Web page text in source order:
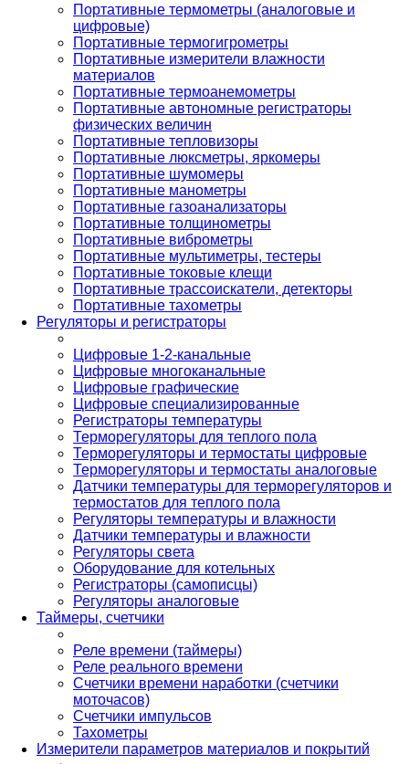
Портативные термометры (аналоговые и
цифровые)
Портативные термогигрометры
Портативные измерители влажности
материалов
Портативные термоанемометры
Портативные автономные регистраторы
физических величин
Портативные тепловизоры
Портативные люксметры, яркомеры
Портативные шумомеры
Портативные манометры
Портативные газоанализаторы
Портативные толщинометры
Портативные виброметры
Портативные мультиметры, тестеры
Портативные токовые клещи
Портативные трассоискатели, детекторы
Портативные тахометры
Регуляторы и регистраторы
Цифровые 1-2-канальные
Цифровые многоканальные
Цифровые графические
Цифровые специализированные
Регистраторы температуры
Терморегуляторы для теплого пола
Терморегуляторы и термостаты цифровые
Терморегуляторы и термостаты аналоговые
Датчики температуры для терморегуляторов и
термостатов для теплого пола
Регуляторы температуры и влажности
Датчики температуры и влажности
Регуляторы света
Оборудование для котельных
Регистраторы (самописцы)
Регуляторы аналоговые
Таймеры, счетчики
Реле времени (таймеры)
Реле реального времени
Счетчики времени наработки (счетчики
моточасов)
Счетчики импульсов
Тахометры
Измерители параметров материалов и покрытий